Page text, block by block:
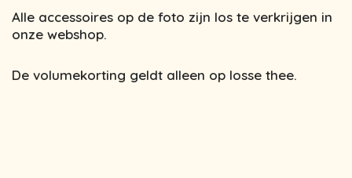
Alle accessoires op de foto zijn los te verkrijgen in
onze webshop.
De volumekorting geldt alleen op losse thee.